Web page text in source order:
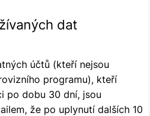
dat
účtů (kteří nejsou
programu), kteří
po dobu 30 dní, jsou
že po uplynutí dalších 10